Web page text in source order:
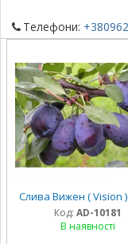
Телефони:
Слива Вижен ( Vision )
Код: AD-10181
В наявності